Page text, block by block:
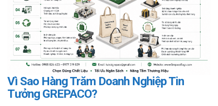
Vì Sao Hàng Trăm Doanh Nghiệp Tin
Tưởng GREPACO?